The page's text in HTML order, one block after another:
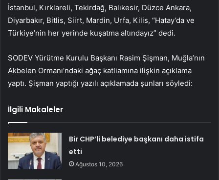
İstanbul, Kırklareli, Tekirdağ, Balıkesir, Düzce Ankara,
Diyarbakır, Bitlis, Siirt, Mardin, Urfa, Kilis, “Hatay’da ve
Türkiye’nin her yerinde kuşatma altındayız” dedi.
SODEV Yürütme Kurulu Başkanı Rasim Şişman, Muğla’nın
Akbelen Ormanı’ndaki ağaç katliamına ilişkin açıklama
yaptı. Şişman yaptığı yazılı açıklamada şunları söyledi:
İlgili Makaleler
Bir CHP’li belediye başkanı daha istifa
etti
Ağustos 10, 2026